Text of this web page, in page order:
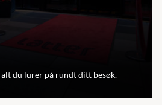
du lurer på rundt ditt besøk.